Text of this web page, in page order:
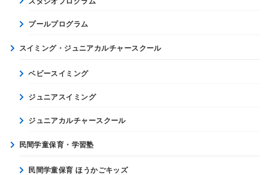
プールプログラム
スイミング・ジュニアカルチャースクール
ベビースイミング
ジュニアスイミング
ジュニアカルチャースクール
民間学童保育・学習塾
民間学童保育 ほうかごキッズ